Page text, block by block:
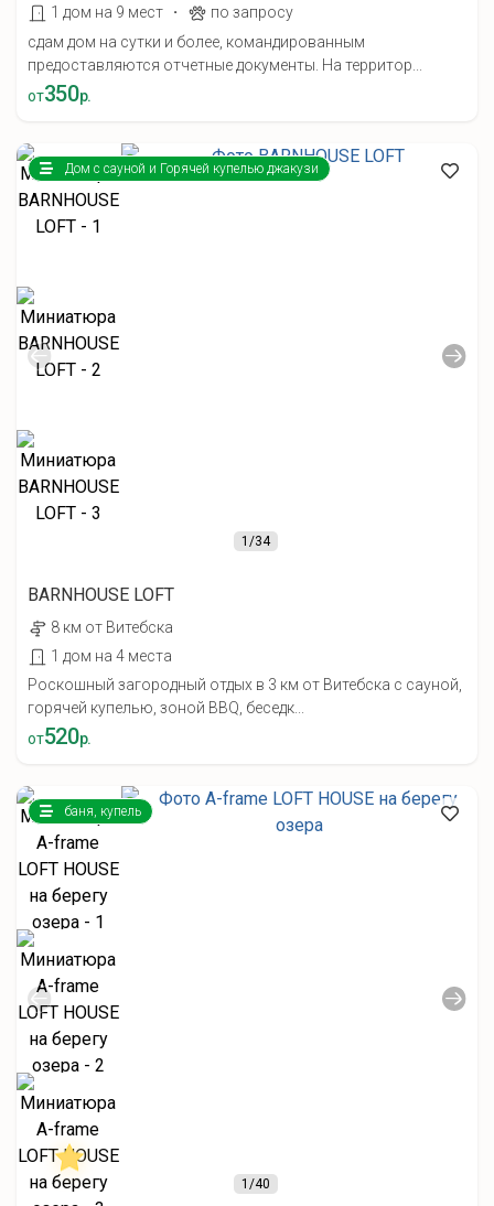
1 дом на 9 мест ·
по запросу
сдам дом на сутки и более, командированным
предоставляются отчетные документы. На территор...
от350р.
1/34
Дом с сауной и Горячей купелью джакузи
BARNHOUSE LOFT
8 км от Витебска
1 дом на 4 места
Роскошный загородный отдых в 3 км от Витебска с сауной,
горячей купелью, зоной BBQ, беседк...
от520р.
1/40
баня, купель